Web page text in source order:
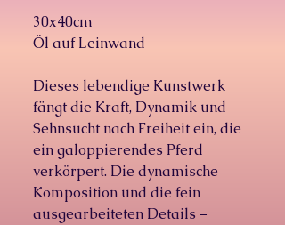
30x40cm
Öl auf Leinwand
Dieses lebendige Kunstwerk
fängt die Kraft, Dynamik und
Sehnsucht nach Freiheit ein, die
ein galoppierendes Pferd
verkörpert. Die dynamische
Komposition und die fein
ausgearbeiteten Details –